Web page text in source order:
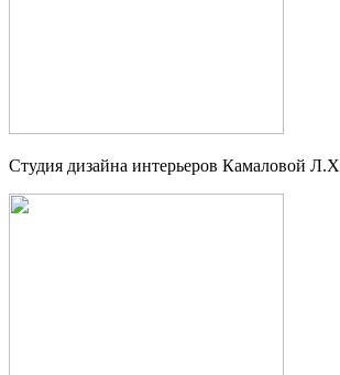
Студия дизайна интерьеров Камаловой Л.Х